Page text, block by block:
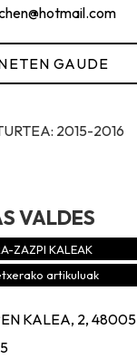
GAUDE
2015-2016
VALDES
ZAZPI KALEAK
artikuluak
KALEA, 2, 48005